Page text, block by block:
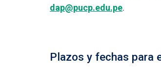
dap@pucp.edu.pe.
Plazos y fechas para